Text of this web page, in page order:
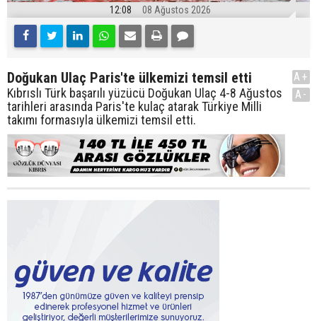
12:08 08 Ağustos 2026
Doğukan Ulaç Paris'te ülkemizi temsil etti
Kıbrıslı Türk başarılı yüzücü Doğukan Ulaç 4-8 Ağustos
tarihleri arasında Paris'te kulaç atarak Türkiye Milli
takımı formasıyla ülkemizi temsil etti.
A+
A-